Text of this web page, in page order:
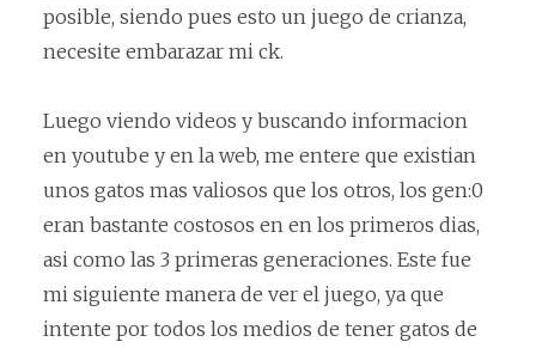
posible, siendo pues esto un juego de crianza,
necesite embarazar mi ck.
Luego viendo videos y buscando informacion
en youtube y en la web, me entere que existian
unos gatos mas valiosos que los otros, los gen:0
eran bastante costosos en en los primeros dias,
asi como las 3 primeras generaciones. Este fue
mi siguiente manera de ver el juego, ya que
intente por todos los medios de tener gatos de